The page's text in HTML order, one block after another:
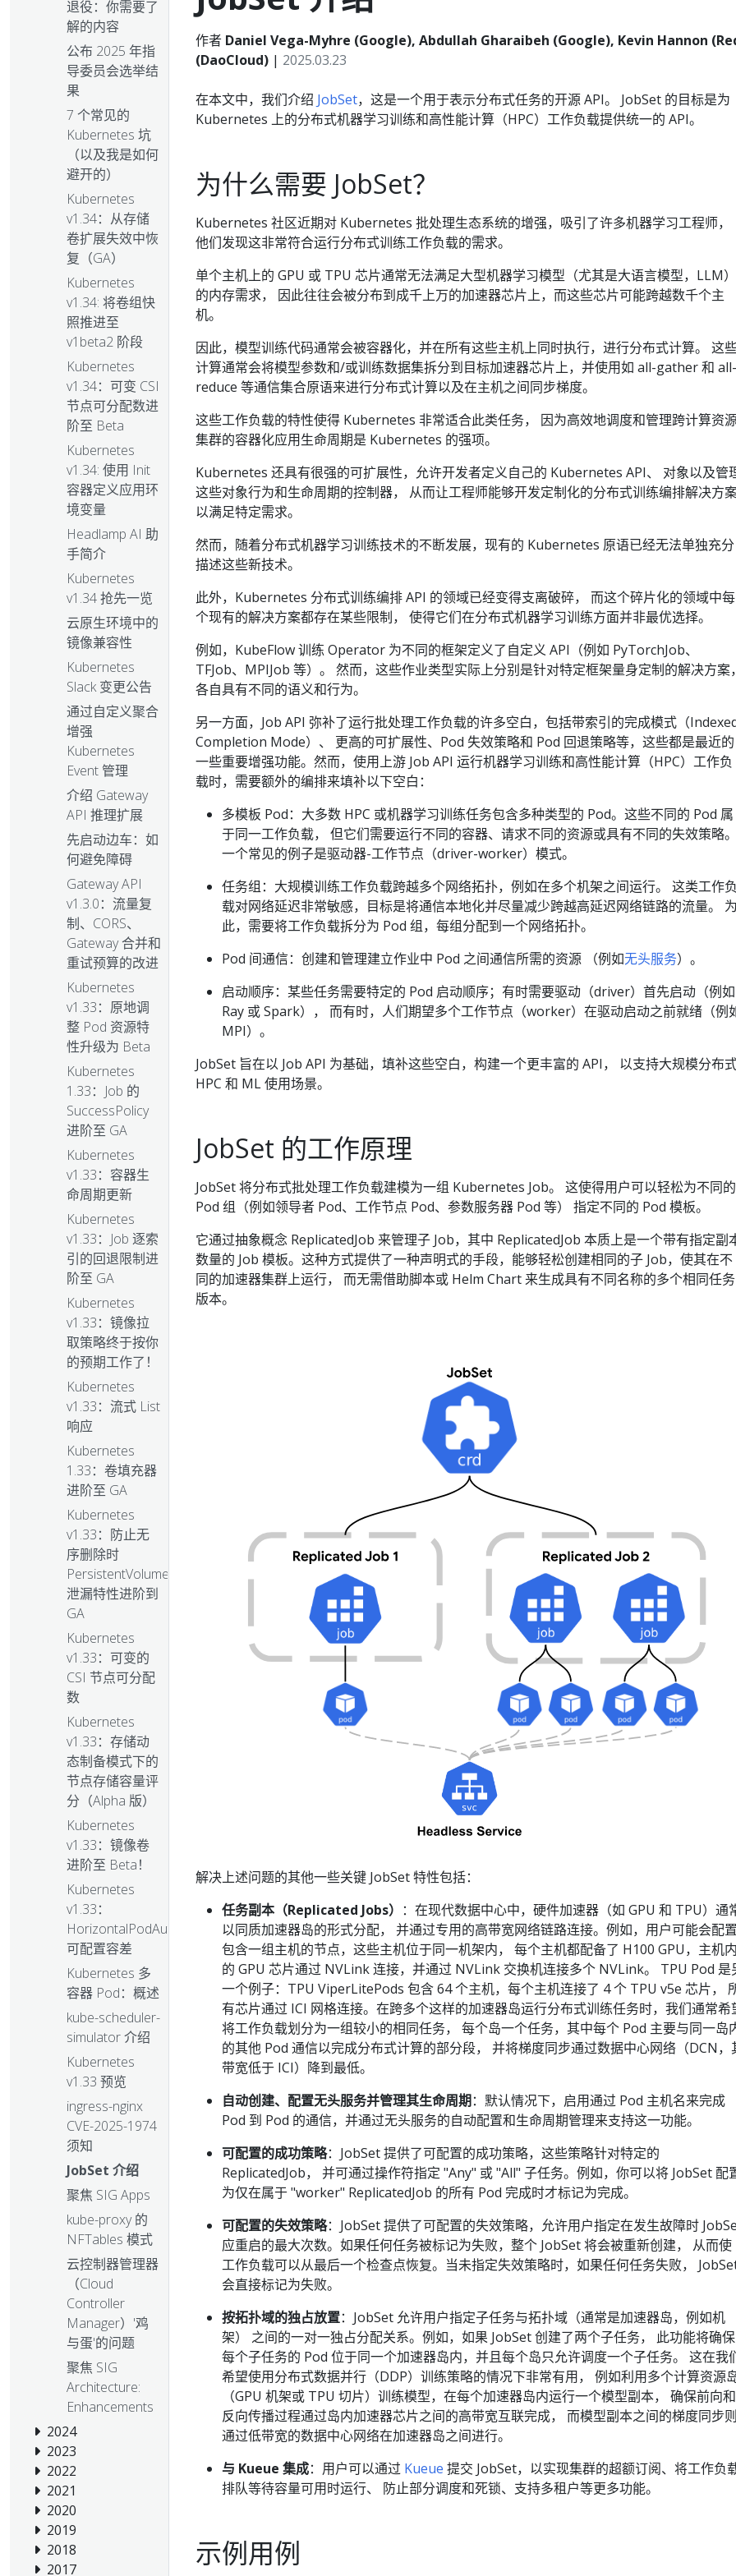
退役：你需要了
解的内容
公布 2025 年指
导委员会选举结
果
7 个常见的
Kubernetes 坑
（以及我是如何
避开的）
Kubernetes
v1.34：从存储
卷扩展失效中恢
复（GA）
Kubernetes
v1.34: 将卷组快
照推进至
v1beta2 阶段
Kubernetes
v1.34：可变 CSI
节点可分配数进
阶至 Beta
Kubernetes
v1.34: 使用 Init
容器定义应用环
境变量
Headlamp AI 助
手简介
Kubernetes
v1.34 抢先一览
云原生环境中的
镜像兼容性
Kubernetes
Slack 变更公告
通过自定义聚合
增强
Kubernetes
Event 管理
介绍 Gateway
API 推理扩展
先启动边车：如
何避免障碍
Gateway API
v1.3.0：流量复
制、CORS、
Gateway 合并和
重试预算的改进
Kubernetes
v1.33：原地调
整 Pod 资源特
性升级为 Beta
Kubernetes
1.33：Job 的
SuccessPolicy
进阶至 GA
Kubernetes
v1.33：容器生
命周期更新
Kubernetes
v1.33：Job 逐索
引的回退限制进
阶至 GA
Kubernetes
v1.33：镜像拉
取策略终于按你
的预期工作了！
Kubernetes
v1.33：流式 List
响应
Kubernetes
1.33：卷填充器
进阶至 GA
Kubernetes
v1.33：防止无
序删除时
PersistentVolume
泄漏特性进阶到
GA
Kubernetes
v1.33：可变的
CSI 节点可分配
数
Kubernetes
v1.33：存储动
态制备模式下的
节点存储容量评
分（Alpha 版）
Kubernetes
v1.33：镜像卷
进阶至 Beta！
Kubernetes
v1.33：
HorizontalPodAutoscaler
可配置容差
Kubernetes 多
容器 Pod：概述
kube-scheduler-
simulator 介绍
Kubernetes
v1.33 预览
ingress-nginx
CVE-2025-1974
须知
JobSet 介绍
聚焦 SIG Apps
kube-proxy 的
NFTables 模式
云控制器管理器
（Cloud
Controller
Manager）'鸡
与蛋'的问题
聚焦 SIG
Architecture:
Enhancements
2024
2023
2022
2021
2020
2019
2018
2017
作者 Daniel Vega-Myhre (Google), Abdullah Gharaibeh (Google), Kevin Hannon
(DaoCloud) | 2025.03.23
在本文中，我们介绍 JobSet，这是一个用于表示分布式任务的开源 API。 JobSet 的目标是为
Kubernetes 上的分布式机器学习训练和高性能计算（HPC）工作负载提供统一的 API。
为什么需要 JobSet？
Kubernetes 社区近期对 Kubernetes 批处理生态系统的增强，吸引了许多机器学习工程师，
他们发现这非常符合运行分布式训练工作负载的需求。
单个主机上的 GPU 或 TPU 芯片通常无法满足大型机器学习模型（尤其是大语言模型，LLM）
的内存需求， 因此往往会被分布到成千上万的加速器芯片上，而这些芯片可能跨越数千个主
机。
因此，模型训练代码通常会被容器化，并在所有这些主机上同时执行，进行分布式计算。 这
计算通常会将模型参数和/或训练数据集拆分到目标加速器芯片上，并使用如 all-gather 和 all-
reduce 等通信集合原语来进行分布式计算以及在主机之间同步梯度。
这些工作负载的特性使得 Kubernetes 非常适合此类任务， 因为高效地调度和管理跨计算资
集群的容器化应用生命周期是 Kubernetes 的强项。
Kubernetes 还具有很强的可扩展性，允许开发者定义自己的 Kubernetes API、 对象以及管
这些对象行为和生命周期的控制器， 从而让工程师能够开发定制化的分布式训练编排解决方
以满足特定需求。
然而，随着分布式机器学习训练技术的不断发展，现有的 Kubernetes 原语已经无法单独充分
描述这些新技术。
此外，Kubernetes 分布式训练编排 API 的领域已经变得支离破碎， 而这个碎片化的领域中每
个现有的解决方案都存在某些限制， 使得它们在分布式机器学习训练方面并非最优选择。
例如，KubeFlow 训练 Operator 为不同的框架定义了自定义 API（例如 PyTorchJob、
TFJob、MPIJob 等）。 然而，这些作业类型实际上分别是针对特定框架量身定制的解决方案
各自具有不同的语义和行为。
另一方面，Job API 弥补了运行批处理工作负载的许多空白，包括带索引的完成模式（
Completion Mode）、 更高的可扩展性、Pod 失效策略和 Pod 回退策略等，这些都是最近的
一些重要增强功能。然而，使用上游 Job API 运行机器学习训练和高性能计算（HPC）工作负
载时，需要额外的编排来填补以下空白：
多模板 Pod：大多数 HPC 或机器学习训练任务包含多种类型的 Pod。这些不同的 Pod 属
于同一工作负载， 但它们需要运行不同的容器、请求不同的资源或具有不同的失效策略
一个常见的例子是驱动器-工作节点（driver-worker）模式。
任务组：大规模训练工作负载跨越多个网络拓扑，例如在多个机架之间运行。 这类工作
载对网络延迟非常敏感，目标是将通信本地化并尽量减少跨越高延迟网络链路的流量。
此，需要将工作负载拆分为 Pod 组，每组分配到一个网络拓扑。
Pod 间通信：创建和管理建立作业中 Pod 之间通信所需的资源 （例如无头服务）。
启动顺序：某些任务需要特定的 Pod 启动顺序；有时需要驱动（driver）首先启动（例如
Ray 或 Spark）， 而有时，人们期望多个工作节点（worker）在驱动启动之前就绪（例
MPI）。
JobSet 旨在以 Job API 为基础，填补这些空白，构建一个更丰富的 API， 以支持大规模分布
HPC 和 ML 使用场景。
JobSet 的工作原理
JobSet 将分布式批处理工作负载建模为一组 Kubernetes Job。 这使得用户可以轻松为不同的
Pod 组（例如领导者 Pod、工作节点 Pod、参数服务器 Pod 等） 指定不同的 Pod 模板。
它通过抽象概念 ReplicatedJob 来管理子 Job，其中 ReplicatedJob 本质上是一个带有指定副
数量的 Job 模板。这种方式提供了一种声明式的手段，能够轻松创建相同的子 Job，使其在不
同的加速器集群上运行， 而无需借助脚本或 Helm Chart 来生成具有不同名称的多个相同任务
版本。
解决上述问题的其他一些关键 JobSet 特性包括：
任务副本（Replicated Jobs） ：在现代数据中心中，硬件加速器（如 GPU 和 TPU）通
以同质加速器岛的形式分配， 并通过专用的高带宽网络链路连接。例如，用户可能会配
包含一组主机的节点，这些主机位于同一机架内， 每个主机都配备了 H100 GPU，主机
的 GPU 芯片通过 NVLink 连接，并通过 NVLink 交换机连接多个 NVLink。 TPU Pod 是
一个例子：TPU ViperLitePods 包含 64 个主机，每个主机连接了 4 个 TPU v5e 芯片，
有芯片通过 ICI 网格连接。在跨多个这样的加速器岛运行分布式训练任务时，我们通常希
将工作负载划分为一组较小的相同任务， 每个岛一个任务，其中每个 Pod 主要与同一岛
的其他 Pod 通信以完成分布式计算的部分段， 并将梯度同步通过数据中心网络（DCN，
带宽低于 ICI）降到最低。
自动创建、配置无头服务并管理其生命周期：默认情况下，启用通过 Pod 主机名来完成
Pod 到 Pod 的通信，并通过无头服务的自动配置和生命周期管理来支持这一功能。
可配置的成功策略：JobSet 提供了可配置的成功策略，这些策略针对特定的
ReplicatedJob， 并可通过操作符指定 "Any" 或 "All" 子任务。例如，你可以将 JobSet 配
为仅在属于 "worker" ReplicatedJob 的所有 Pod 完成时才标记为完成。
可配置的失效策略：JobSet 提供了可配置的失效策略，允许用户指定在发生故障时
应重启的最大次数。如果任何任务被标记为失败，整个 JobSet 将会被重新创建， 从而使
工作负载可以从最后一个检查点恢复。当未指定失效策略时，如果任何任务失败，
会直接标记为失败。
按拓扑域的独占放置：JobSet 允许用户指定子任务与拓扑域（通常是加速器岛，例如机
架） 之间的一对一独占分配关系。例如，如果 JobSet 创建了两个子任务， 此功能将确保
每个子任务的 Pod 位于同一个加速器岛内，并且每个岛只允许调度一个子任务。 这在我
希望使用分布式数据并行（DDP）训练策略的情况下非常有用， 例如利用多个计算资源
（GPU 机架或 TPU 切片）训练模型，在每个加速器岛内运行一个模型副本， 确保前向和
反向传播过程通过岛内加速器芯片之间的高带宽互联完成， 而模型副本之间的梯度同步
通过低带宽的数据中心网络在加速器岛之间进行。
与 Kueue 集成：用户可以通过 Kueue 提交 JobSet，以实现集群的超额订阅、将工作负
排队等待容量可用时运行、 防止部分调度和死锁、支持多租户等更多功能。
示例用例